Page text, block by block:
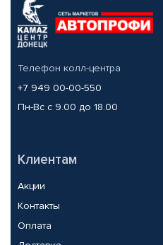
Телефон колл-центра
+7 949 00-00-550
Пн-Вс с 9.00 до 18.00
Клиентам
Акции
Контакты
Оплата